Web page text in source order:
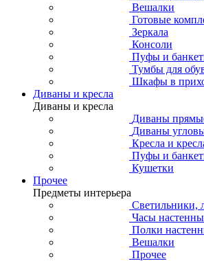
Вешалки
Готовые
Зеркала
Консоли
Пуфы и
Тумбы для
Шкафы в
Диваны и кресла
Диваны и кресла
Диваны
Диваны
Кресла и
Пуфы и
Кушетки
Прочее
Предметы интерьера
Светильники,
Часы
Полки
Вешалки
Прочее